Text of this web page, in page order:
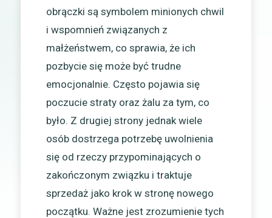
obrączki są symbolem minionych chwil
i wspomnień związanych z
małżeństwem, co sprawia, że ich
pozbycie się może być trudne
emocjonalnie. Często pojawia się
poczucie straty oraz żalu za tym, co
było. Z drugiej strony jednak wiele
osób dostrzega potrzebę uwolnienia
się od rzeczy przypominających o
zakończonym związku i traktuje
sprzedaż jako krok w stronę nowego
początku. Ważne jest zrozumienie tych